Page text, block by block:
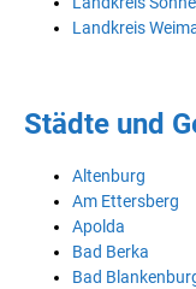
Landkreis
Städte und
Altenburg
Am Ettersberg
Apolda
Bad Berka
Bad